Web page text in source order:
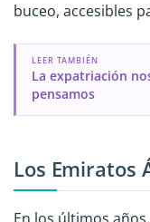
buceo, accesibles
LEER TAMBIÉN
La expatriación
pensamos
Los Emiratos